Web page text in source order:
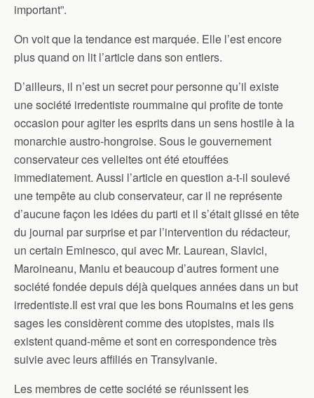
important”.
On voit que la tendance est marquée. Elle l’est encore
plus quand on lit l’article dans son entiers.
D’ailleurs, il n’est un secret pour personne qu’il existe
une société irredentiste roummaine qui profite de tonte
occasion pour agiter les esprits dans un sens hostile à la
monarchie austro-hongroise. Sous le gouvernement
conservateur ces velleites ont été etouffées
immediatement. Aussi l’article en question a-t-il soulevé
une tempête au club conservateur, car il ne représente
d’aucune façon les idées du parti et il s’était glissé en tête
du journal par surprise et par l’intervention du rédacteur,
un certain Eminesco, qui avec Mr. Laurean, Slavici,
Maroineanu, Maniu et beaucoup d’autres forment une
société fondée depuis déjà quelques années dans un but
irredentiste.Il est vrai que les bons Roumains et les gens
sages les considèrent comme des utopistes, mais ils
existent quand-même et sont en correspondence très
suivie avec leurs affiliés en Transylvanie.
Les membres de cette société se réunissent les